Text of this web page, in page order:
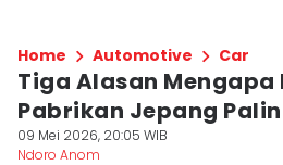
Home Automotive Car
Tiga Alasan Mengapa
Pabrikan Jepang
09 Mei 2026, 20:05 WIB
Ndoro Anom